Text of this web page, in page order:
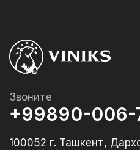
Звоните
+99890-006-
100052 г. Ташкент,